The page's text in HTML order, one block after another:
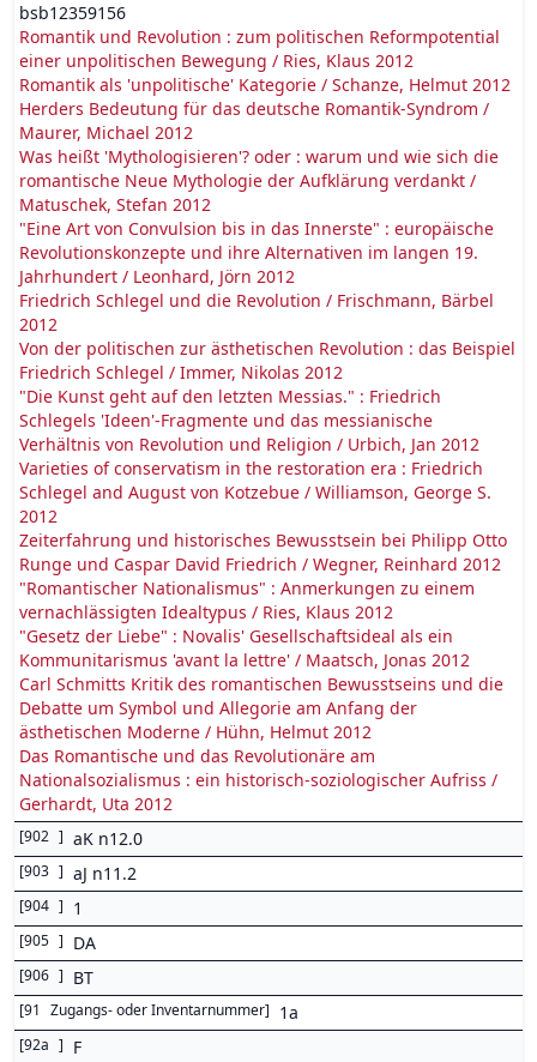
bsb12359156
Romantik und Revolution : zum politischen Reformpotential
einer unpolitischen Bewegung / Ries, Klaus 2012
Romantik als 'unpolitische' Kategorie / Schanze, Helmut 2012
Herders Bedeutung für das deutsche Romantik-Syndrom /
Maurer, Michael 2012
Was heißt 'Mythologisieren'? oder : warum und wie sich die
romantische Neue Mythologie der Aufklärung verdankt /
Matuschek, Stefan 2012
"Eine Art von Convulsion bis in das Innerste" : europäische
Revolutionskonzepte und ihre Alternativen im langen 19.
Jahrhundert / Leonhard, Jörn 2012
Friedrich Schlegel und die Revolution / Frischmann, Bärbel
2012
Von der politischen zur ästhetischen Revolution : das Beispiel
Friedrich Schlegel / Immer, Nikolas 2012
"Die Kunst geht auf den letzten Messias." : Friedrich
Schlegels 'Ideen'-Fragmente und das messianische
Verhältnis von Revolution und Religion / Urbich, Jan 2012
Varieties of conservatism in the restoration era : Friedrich
Schlegel and August von Kotzebue / Williamson, George S.
2012
Zeiterfahrung und historisches Bewusstsein bei Philipp Otto
Runge und Caspar David Friedrich / Wegner, Reinhard 2012
"Romantischer Nationalismus" : Anmerkungen zu einem
vernachlässigten Idealtypus / Ries, Klaus 2012
"Gesetz der Liebe" : Novalis' Gesellschaftsideal als ein
Kommunitarismus 'avant la lettre' / Maatsch, Jonas 2012
Carl Schmitts Kritik des romantischen Bewusstseins und die
Debatte um Symbol und Allegorie am Anfang der
ästhetischen Moderne / Hühn, Helmut 2012
Das Romantische und das Revolutionäre am
Nationalsozialismus : ein historisch-soziologischer Aufriss /
Gerhardt, Uta 2012
[902 ] aK n12.0
[903 ] aJ n11.2
[904 ] 1
[905 ] DA
[906 ] BT
[91 Zugangs- oder Inventarnummer] 1a
[92a ] F